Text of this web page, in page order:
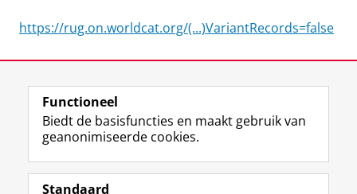
https://rug.on.worldcat.org/(...)VariantRecords=false
View this page in:English
Volg ons op
M
a
I
n
Functioneel
Biedt de basisfuncties en maakt gebruik van
geanonimiseerde cookies.
Standaard